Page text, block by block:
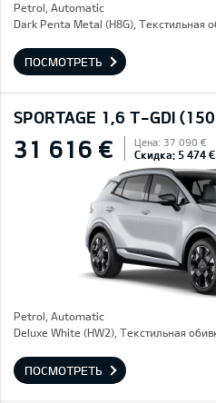
Petrol, Automatic
Dark Penta Metal (H8G), Текстильная
ПОСМОТРЕТЬ
SPORTAGE 1,6 T-GDI
31 616 € Цена: 37 090 €
Скидка: 5 474 €
Petrol, Automatic
Deluxe White (HW2), Текстильная
ПОСМОТРЕТЬ